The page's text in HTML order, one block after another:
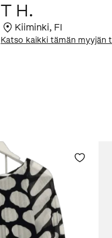
T H.
Kiiminki, FI
Katso kaikki tämän myyjän